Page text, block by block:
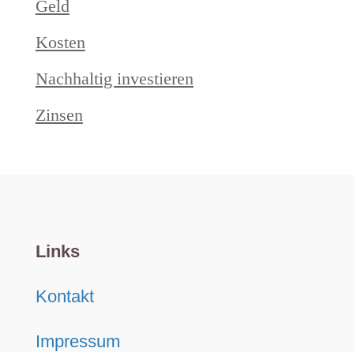
Geld
Kosten
Nachhaltig investieren
Zinsen
Links
Kontakt
Impressum